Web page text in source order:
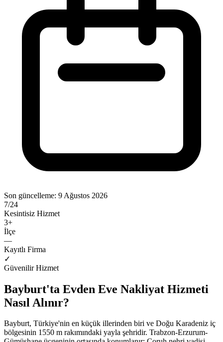
Son güncelleme: 9 Ağustos 2026
7/24
Kesintisiz Hizmet
3+
İlçe
—
Kayıtlı Firma
✓
Güvenilir Hizmet
Bayburt'ta Evden Eve Nakliyat Hizmeti
Nasıl Alınır?
Bayburt, Türkiye'nin en küçük illerinden biri ve Doğu Karadeniz iç
bölgesinin 1550 m rakımındaki yayla şehridir. Trabzon-Erzurum-